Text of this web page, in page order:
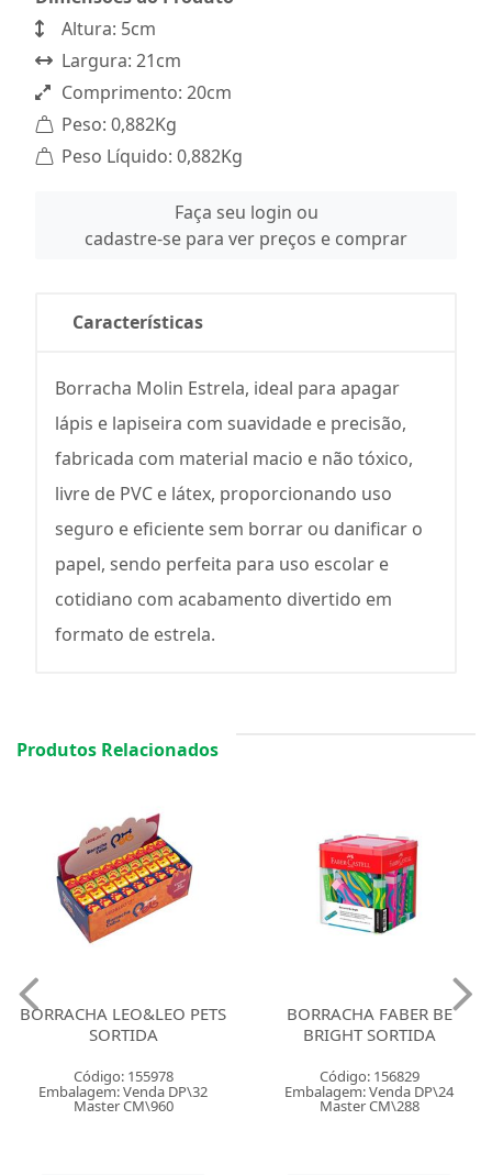
Altura: 5cm
Largura: 21cm
Comprimento: 20cm
Peso: 0,882Kg
Peso Líquido: 0,882Kg
Faça seu login ou
cadastre-se para ver preços e comprar
Características
Borracha Molin Estrela, ideal para apagar
lápis e lapiseira com suavidade e precisão,
fabricada com material macio e não tóxico,
livre de PVC e látex, proporcionando uso
seguro e eficiente sem borrar ou danificar o
papel, sendo perfeita para uso escolar e
cotidiano com acabamento divertido em
formato de estrela.
Produtos Relacionados
BORRACHA LEO&LEO PETS
SORTIDA
Código: 155978
Embalagem: Venda DP\32
Master CM\960
BORRACHA FABER BE
BRIGHT SORTIDA
Código: 156829
Embalagem: Venda DP\24
Master CM\288